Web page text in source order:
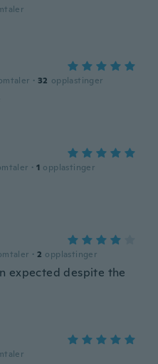
· 32 opplastinger
· 1 opplastinger
· 2 opplastinger
expected despite the